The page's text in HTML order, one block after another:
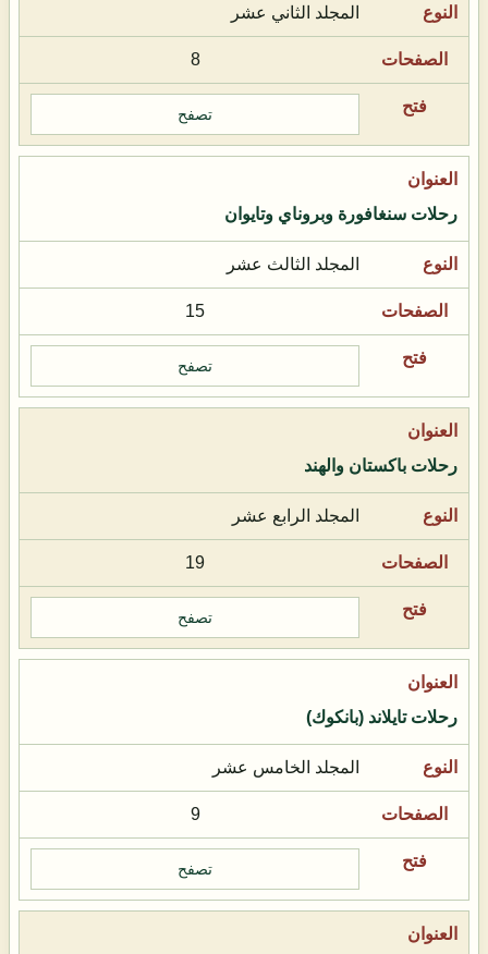
المجلد الثاني عشر
8
تصفح
رحلات سنغافورة وبروناي وتايوان
المجلد الثالث عشر
15
تصفح
رحلات باكستان والهند
المجلد الرابع عشر
19
تصفح
رحلات تايلاند (بانكوك)
المجلد الخامس عشر
9
تصفح